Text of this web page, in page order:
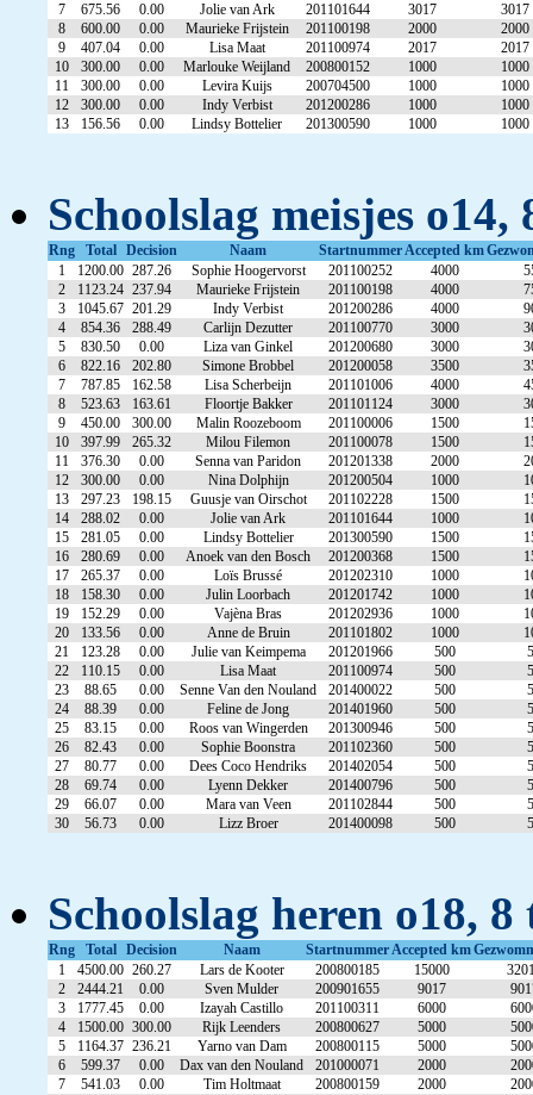
7
675.56 0.00 Jolie van Ark 201101644 3017
3017
8
600.00 0.00 Maurieke Frijstein 201100198 2000
2000
9
407.04 0.00 Lisa Maat 201100974 2017
2017
10
300.00 0.00 Marlouke Weijland 200800152 1000
1000
11
300.00 0.00 Levira Kuijs 200704500 1000
1000
12
300.00 0.00 Indy Verbist 201200286 1000
1000
13
156.56 0.00 Lindsy Bottelier 201300590 1000 1000
Schoolslag meisjes o14,
Rng Total Decision Naam StartnummerAccepted km
1
1200.00 287.26 Sophie Hoogervorst 201100252 4000
2
1123.24 237.94 Maurieke Frijstein 201100198 4000
3
1045.67 201.29 Indy Verbist 201200286 4000
4
854.36 288.49 Carlijn Dezutter 201100770 3000
5
830.50 0.00 Liza van Ginkel 201200680 3000
6
822.16 202.80 Simone Brobbel 201200058 3500
7
787.85 162.58 Lisa Scherbeijn 201101006 4000
8
523.63 163.61 Floortje Bakker 201101124 3000
9
450.00 300.00 Malin Roozeboom 201100006 1500
10
397.99 265.32 Milou Filemon 201100078 1500
11
376.30 0.00 Senna van Paridon 201201338 2000
12
300.00 0.00 Nina Dolphijn 201200504 1000
13
297.23 198.15 Guusje van Oirschot 201102228 1500
14
288.02 0.00 Jolie van Ark 201101644 1000
15
281.05 0.00 Lindsy Bottelier 201300590 1500
16
280.69 0.00 Anoek van den Bosch 201200368 1500
17
265.37 0.00 Loïs Brussé 201202310 1000
18
158.30 0.00 Julin Loorbach 201201742 1000
19
152.29 0.00 Vajèna Bras 201202936 1000
20
133.56 0.00 Anne de Bruin 201101802 1000
21
123.28 0.00 Julie van Keimpema 201201966 500
22
110.15 0.00 Lisa Maat 201100974 500
23
88.65 0.00 Senne Van den Nouland 201400022 500
24
88.39 0.00 Feline de Jong 201401960 500
25
83.15 0.00 Roos van Wingerden 201300946 500
26
82.43 0.00 Sophie Boonstra 201102360 500
27
80.77 0.00 Dees Coco Hendriks 201402054 500
28
69.74 0.00 Lyenn Dekker 201400796 500
29
66.07 0.00 Mara van Veen 201102844 500
30
56.73 0.00 Lizz Broer 201400098 500
Schoolslag heren o18, 8
Rng Total Decision Naam StartnummerAccepted km
1
4500.00 260.27 Lars de Kooter 200800185 15000
2
2444.21 0.00 Sven Mulder 200901655 9017
3
1777.45 0.00 Izayah Castillo 201100311 6000
4
1500.00 300.00 Rijk Leenders 200800627 5000
5
1164.37 236.21 Yarno van Dam 200800115 5000
6
599.37 0.00 Dax van den Nouland 201000071 2000
7
541.03 0.00 Tim Holtmaat 200800159 2000